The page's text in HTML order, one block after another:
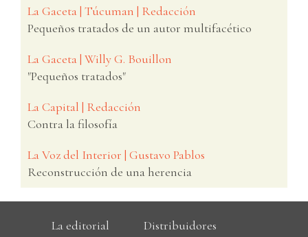
La Gaceta | Túcuman | Redacción
Pequeños tratados de un autor multifacético
La Gaceta | Willy G. Bouillon
"Pequeños tratados"
La Capital | Redacción
Contra la filosofía
La Voz del Interior | Gustavo Pablos
Reconstrucción de una herencia
La editorial Distribuidores